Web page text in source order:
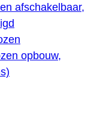
afschakelbaar,
opbouw,